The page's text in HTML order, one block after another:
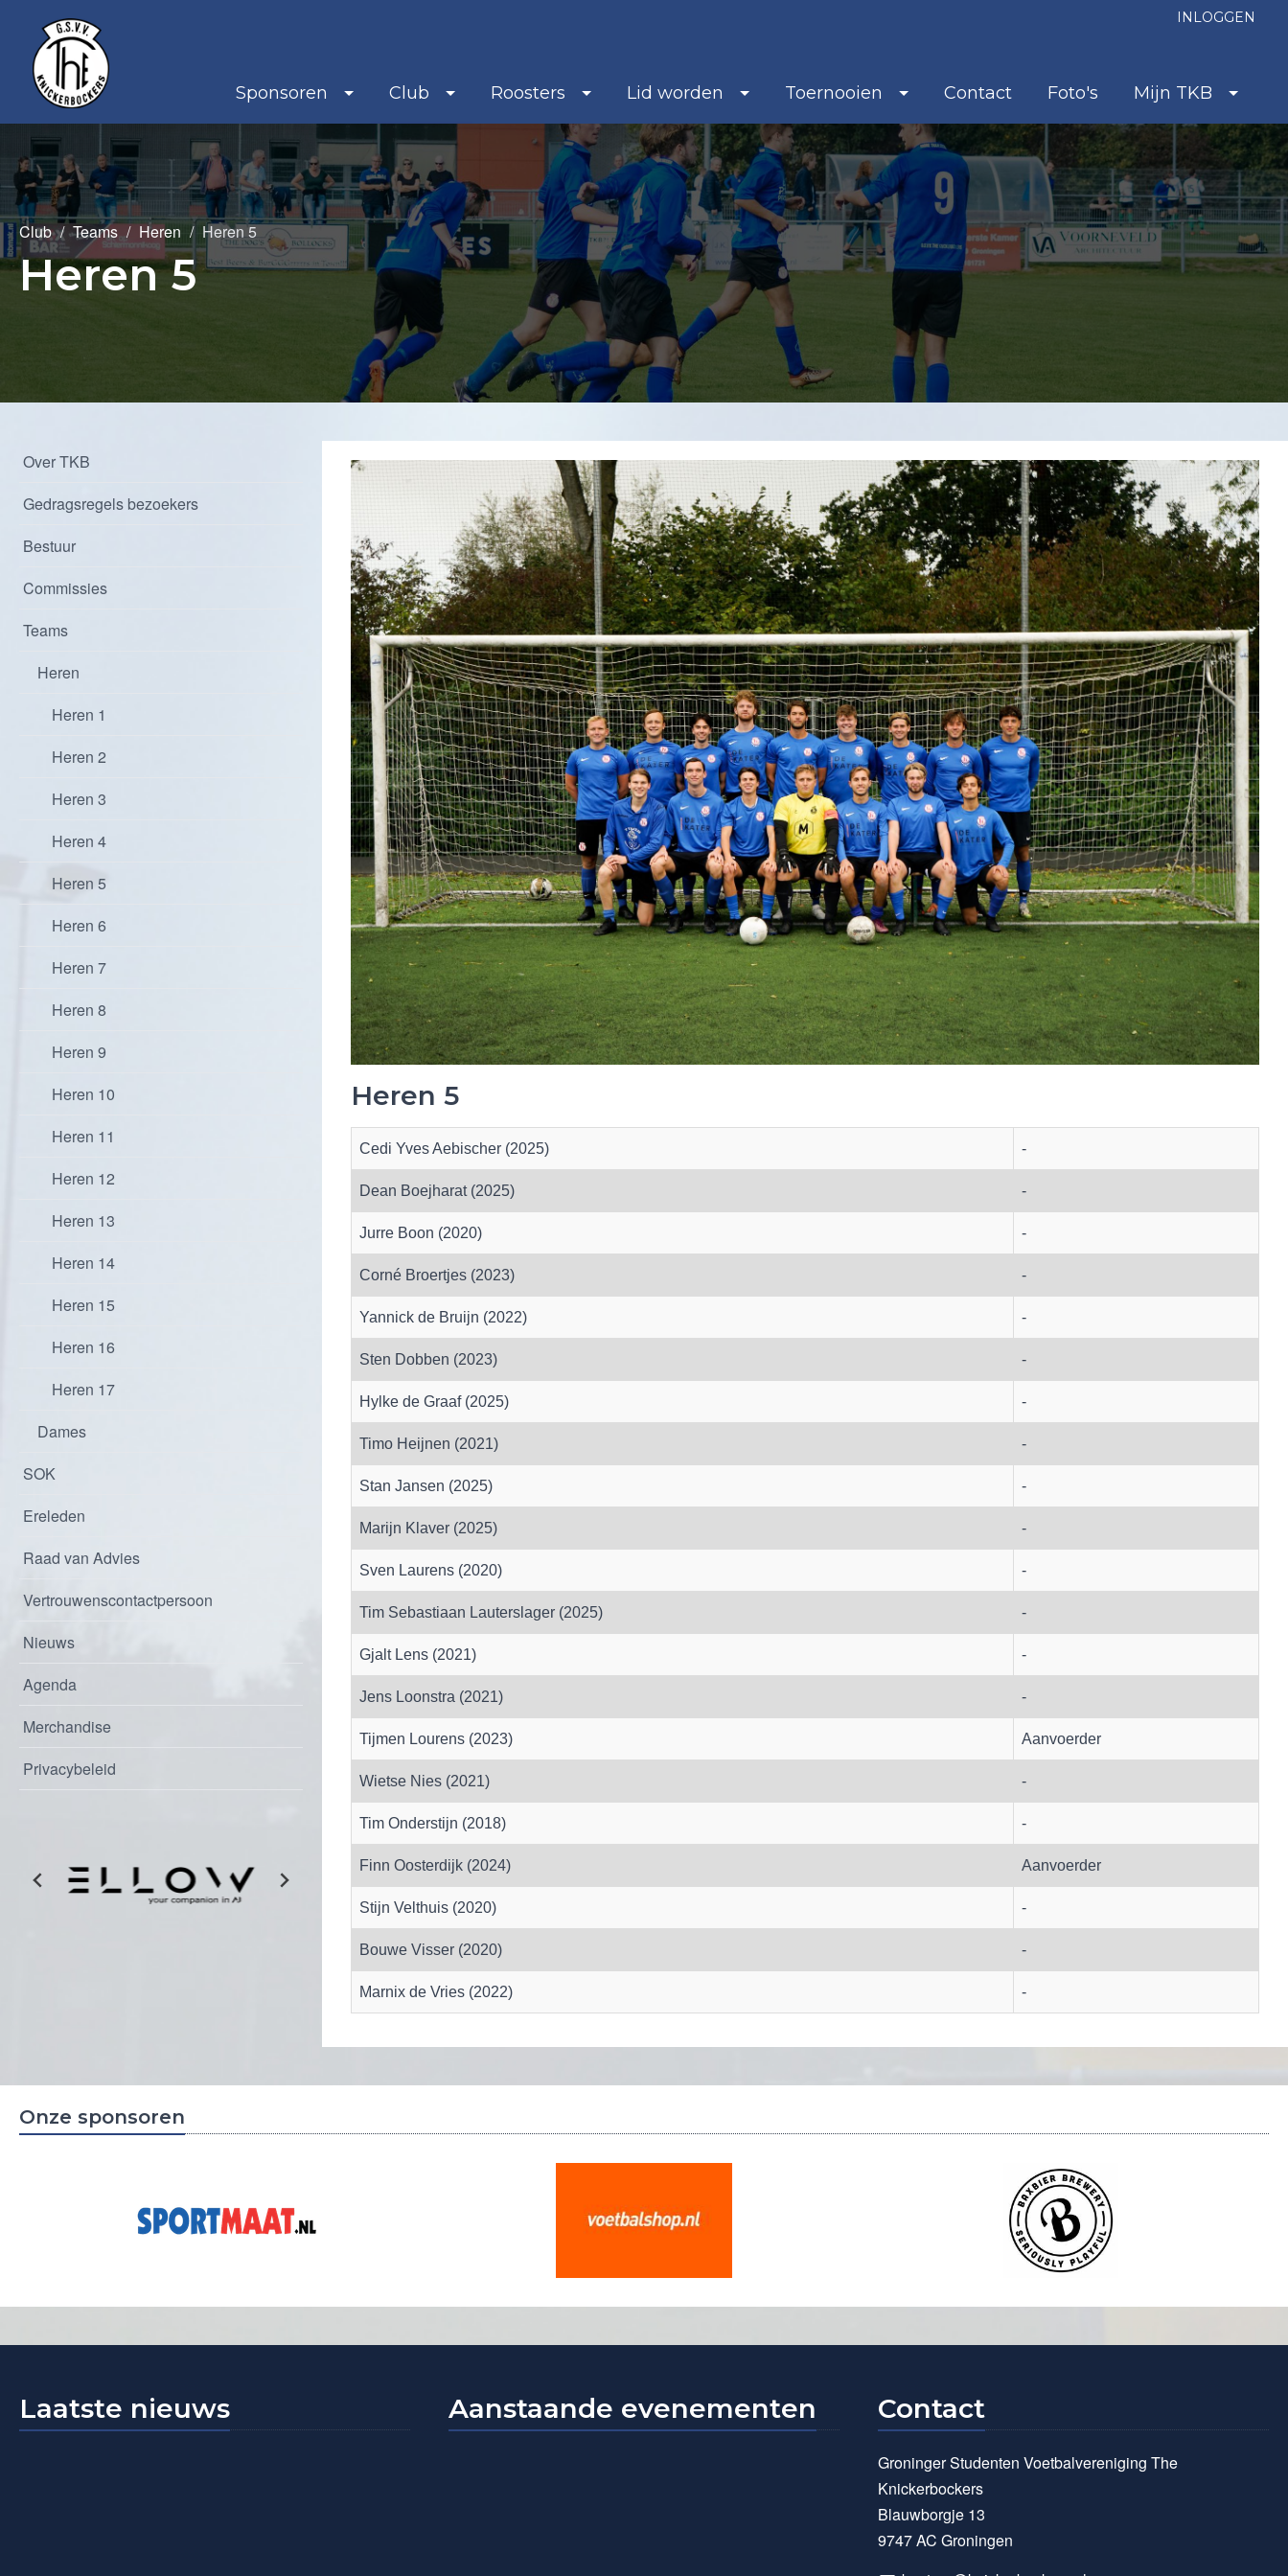
INLOGGEN
Sponsoren Club Roosters Lid worden Toernooien Contact Foto's Mijn TKB
Club Teams Heren Heren 5
Heren 5
Over TKB
Gedragsregels bezoekers
Bestuur
Commissies
Teams
Heren
Heren 1
Heren 2
Heren 3
Heren 4
Heren 5
Heren 6
Heren 7
Heren 8
Heren 9
Heren 10
Heren 11
Heren 12
Heren 13
Heren 14
Heren 15
Heren 16
Heren 17
Dames
SOK
Ereleden
Raad van Advies
Vertrouwenscontactpersoon
Nieuws
Agenda
Merchandise
Privacybeleid
Heren 5
Cedi Yves Aebischer (2025) -
Dean Boejharat (2025) -
Jurre Boon (2020) -
Corné Broertjes (2023) -
Yannick de Bruijn (2022) -
Sten Dobben (2023) -
Hylke de Graaf (2025) -
Timo Heijnen (2021) -
Stan Jansen (2025) -
Marijn Klaver (2025) -
Sven Laurens (2020) -
Tim Sebastiaan Lauterslager (2025) -
Gjalt Lens (2021) -
Jens Loonstra (2021) -
Tijmen Lourens (2023) Aanvoerder
Wietse Nies (2021) -
Tim Onderstijn (2018) -
Finn Oosterdijk (2024) Aanvoerder
Stijn Velthuis (2020) -
Bouwe Visser (2020) -
Marnix de Vries (2022) -
Onze sponsoren
Laatste nieuws Aanstaande evenementen Contact
Groninger Studenten Voetbalvereniging The
Knickerbockers
Blauwborgje 13
9747 AC Groningen